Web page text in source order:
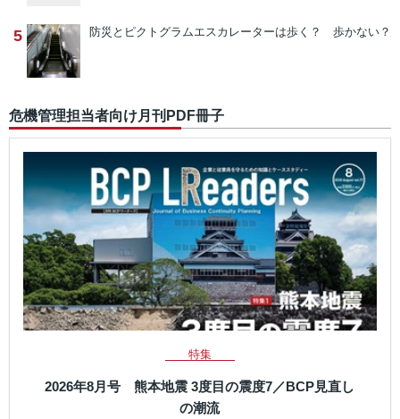
5 防災とピクトグラムエスカレーターは歩く？ 歩かない？
危機管理担当者向け月刊PDF冊子
特集
2026年8月号 熊本地震 3度目の震度7／BCP見直し
の潮流